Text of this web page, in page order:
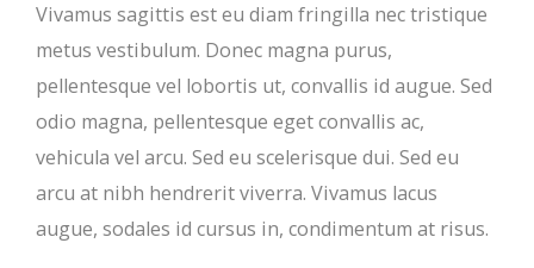
Vivamus sagittis est eu diam fringilla nec tristique
metus vestibulum. Donec magna purus,
pellentesque vel lobortis ut, convallis id augue. Sed
odio magna, pellentesque eget convallis ac,
vehicula vel arcu. Sed eu scelerisque dui. Sed eu
arcu at nibh hendrerit viverra. Vivamus lacus
augue, sodales id cursus in, condimentum at risus.